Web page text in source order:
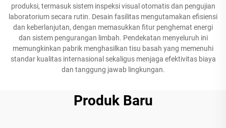
produksi, termasuk sistem inspeksi visual otomatis dan pengujian
laboratorium secara rutin. Desain fasilitas mengutamakan efisiensi
dan keberlanjutan, dengan memasukkan fitur penghemat energi
dan sistem pengurangan limbah. Pendekatan menyeluruh ini
memungkinkan pabrik menghasilkan tisu basah yang memenuhi
standar kualitas internasional sekaligus menjaga efektivitas biaya
dan tanggung jawab lingkungan.
Produk Baru